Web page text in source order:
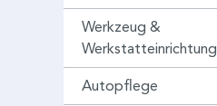
Werkzeug &
Werkstatteinrichtung
Autopflege